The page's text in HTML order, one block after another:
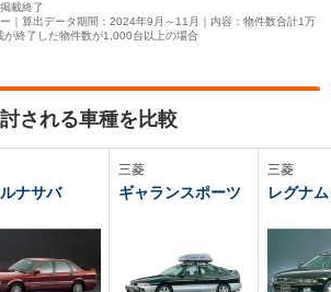
載終了
｜算出データ期間：2024年9月～11月｜内容：物件数合計1万
が終了した物件数が1,000台以上の場合
される車種を比較
ナサバ
三菱
ギャランスポーツ
三菱
レグナム